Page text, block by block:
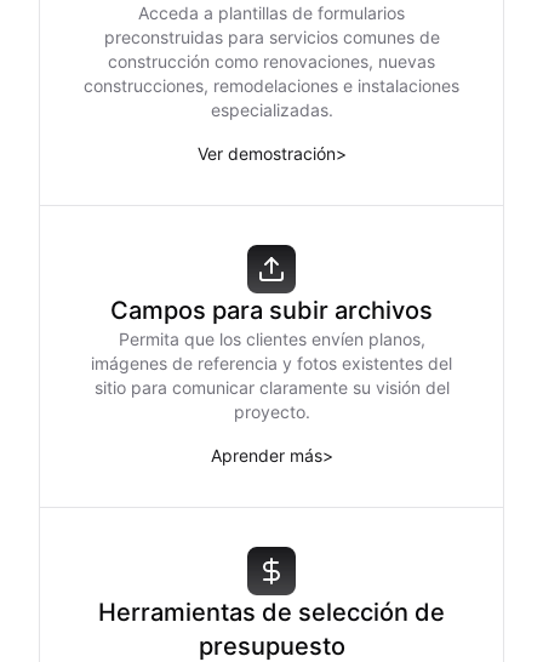
Acceda a plantillas de formularios
preconstruidas para servicios comunes de
construcción como renovaciones, nuevas
construcciones, remodelaciones e instalaciones
especializadas.
Ver demostración>
Campos para subir archivos
Permita que los clientes envíen planos,
imágenes de referencia y fotos existentes del
sitio para comunicar claramente su visión del
proyecto.
Aprender más>
Herramientas de selección de
presupuesto